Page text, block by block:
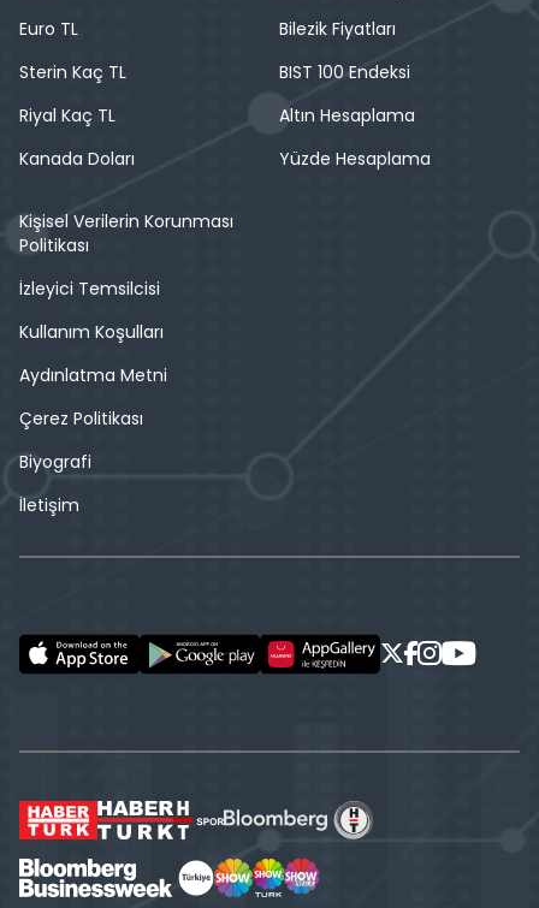
Euro TL
Sterin Kaç TL
Riyal Kaç TL
Kanada Doları
Bilezik Fiyatları
BIST 100 Endeksi
Altın Hesaplama
Yüzde Hesaplama
Kişisel Verilerin Korunması
Politikası
İzleyici Temsilcisi
Kullanım Koşulları
Aydınlatma Metni
Çerez Politikası
Biyografi
İletişim